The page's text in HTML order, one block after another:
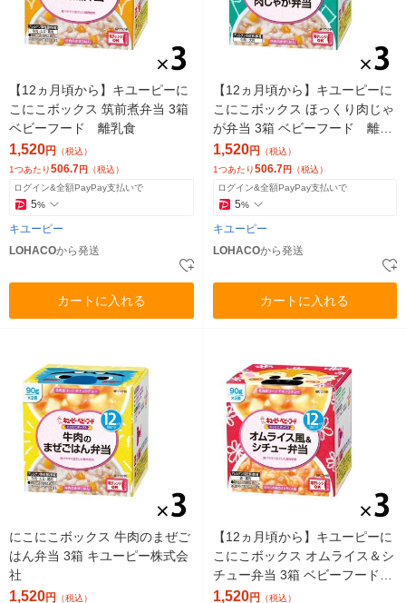
【12ヵ月頃から】キユーピーに
こにこボックス 筑前煮弁当 3箱
ベビーフード 離乳食
1,520円
（税込）
1つあたり506.7円 （税込）
ログイン&全額PayPay支払いで
5%
キユーピー
LOHACOから発送
カートに入れる
【12ヵ月頃から】キユーピーに
こにこボックス ほっくり肉じゃ
が弁当 3箱 ベビーフード 離乳
食
1,520円
（税込）
1つあたり506.7 円 （税込）
ログイン&全額PayPay支払いで
5%
キユーピー
LOHACOから発送
カートに入れる
にこにこボックス 牛肉のまぜご
はん弁当 3箱 キユーピー株式会
社
1,520円 （税込）
【12ヵ月頃から】キユーピーに
こにこボックス オムライス＆シ
チュー弁当 3箱 ベビーフード
離乳食
1,520円 （税込）